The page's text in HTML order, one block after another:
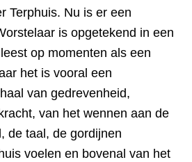
Terphuis. Nu is er een
is opgetekend in een
op momenten als een
het is vooral een
van gedrevenheid,
van het wennen aan de
de taal, de gordijnen
voelen en bovenal van het